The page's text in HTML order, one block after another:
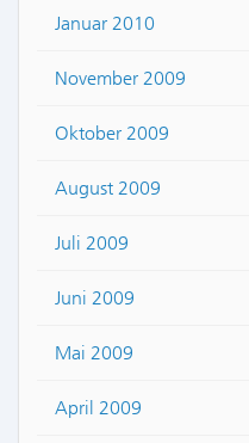
Januar 2010
November 2009
Oktober 2009
August 2009
Juli 2009
Juni 2009
Mai 2009
April 2009